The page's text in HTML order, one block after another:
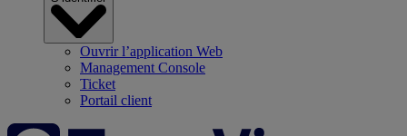
Ouvrir l’application Web
Management Console
Ticket
Portail client